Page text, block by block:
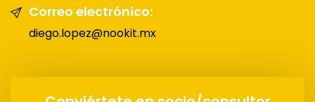
Correo electrónico:
diego.lopez@nookit.mx